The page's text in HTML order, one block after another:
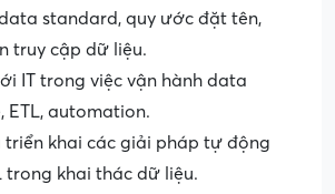
standard, quy ước đặt tên,
truy cập dữ liệu.
IT trong việc vận hành data
ETL, automation.
triển khai các giải pháp tự động
trong khai thác dữ liệu.